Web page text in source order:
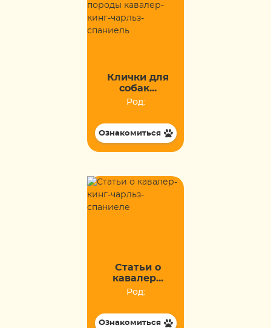
Клички для
собак...
Род:
Ознакомиться
Статьи о
кавалер...
Род:
Ознакомиться